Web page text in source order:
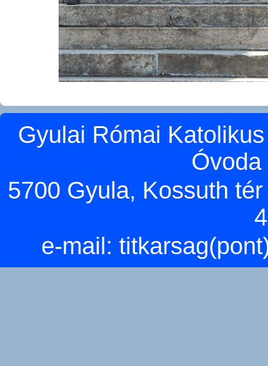
Gyulai Római
5700 Gyula, Kossuth
e-mail: